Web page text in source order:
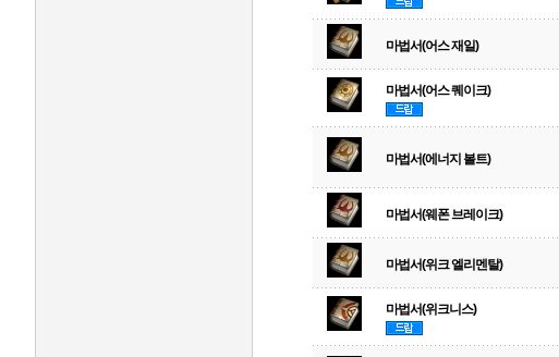
마법서(어스 재일)
마법서(어스 퀘이크)
마법서(에너지 볼트)
마법서(웨폰 브레이크)
마법서(위크 엘리멘탈)
마법서(위크니스)